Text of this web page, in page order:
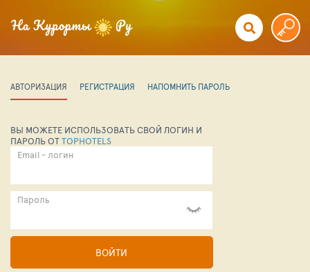
АВТОРИЗАЦИЯ РЕГИСТРАЦИЯ НАПОМНИТЬ ПАРОЛЬ
ВЫ МОЖЕТЕ ИСПОЛЬЗОВАТЬ СВОЙ ЛОГИН И
ПАРОЛЬ ОТTOPHOTELS
Email - логин
Пароль
ВОЙТИ